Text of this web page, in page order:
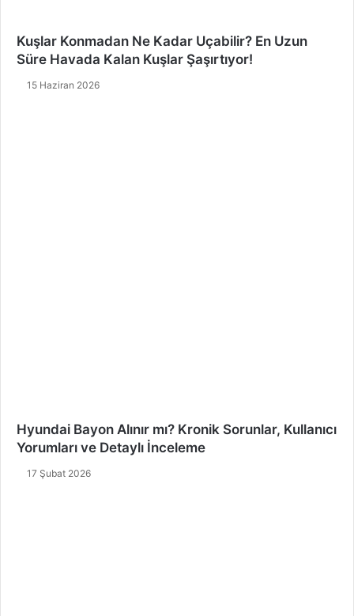
Kuşlar Konmadan Ne Kadar Uçabilir? En Uzun
Süre Havada Kalan Kuşlar Şaşırtıyor!
15 Haziran 2026
Hyundai Bayon Alınır mı? Kronik Sorunlar, Kullanıcı
Yorumları ve Detaylı İnceleme
17 Şubat 2026